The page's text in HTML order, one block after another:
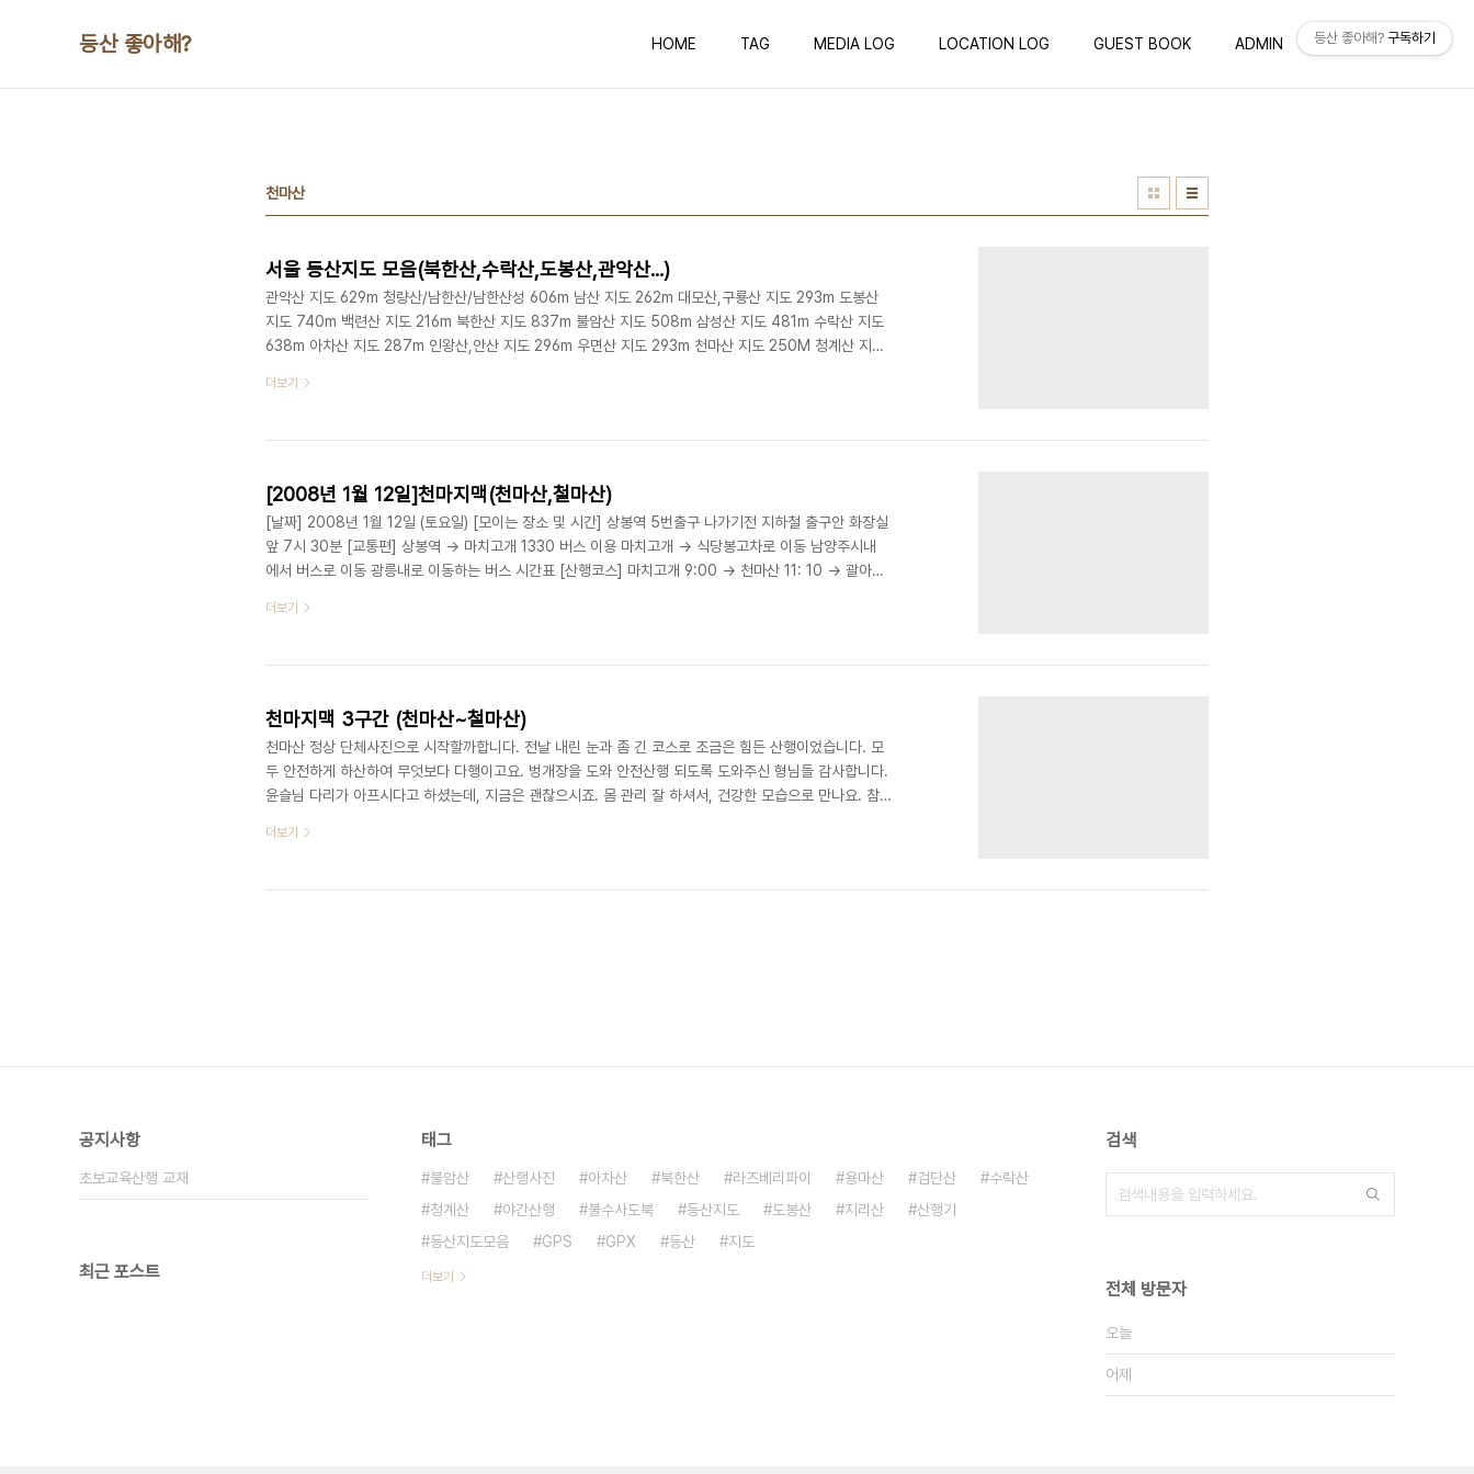
등산 좋아해? HOME TAG MEDIA LOG LOCATION LOG GUEST BOOK ADMIN WRITE
천마산
서울 등산지도 모음(북한산,수락산,도봉산,관악산...)
관악산 지도 629m 청량산/남한산/남한산성 606m 남산 지도 262m 대모산,구룡산 지도 293m 도봉산
지도 740m 백련산 지도 216m 북한산 지도 837m 불암산 지도 508m 삼성산 지도 481m 수락산 지도
638m 아차산 지도 287m 인왕산,안산 지도 296m 우면산 지도 293m 천마산 지도 250M 청계산 지도
더보기
[2008년 1월 12일]천마지맥(천마산,철마산)
[날짜] 2008년 1월 12일 (토요일) [모이는 장소 및 시간] 상봉역 5번출구 나가기전 지하철 출구안 화장실
앞 7시 30분 [교통편] 상봉역 -> 마치고개 1330 버스 이용 마치고개 -> 식당봉고차로 이동 남양주시내
에서 버스로 이동 광릉내로 이동하는 버스 시간표 [산행코스] 마치고개 9:00 -> 천마산 11: 10 -> 괄아리
18:20 [참석자] 삼백억의사나이(조경호) james(김병용) 윤슬(민지희) 아~마(송토희) 후니(윤태훈) 겨울바
선(심일선) 산적(김진만) 기수(권기수..
더보기
천마지맥 3구간 (천마산~철마산)
천마산 정상 단체사진으로 시작할까합니다. 전날 내린 눈과 좀 긴 코스로 조금은 힘든 산행이었습니다. 모
두 안전하게 하산하여 무엇보다 다행이고요. 벙개장을 도와 안전산행 되도록 도와주신 형님들 감사합니다.
윤슬님 다리가 아프시다고 하셨는데, 지금은 괜찮으시죠. 몸 관리 잘 하셔서, 건강한 모습으로 만나요. 참석
1330 버스를 타고 구룡터에서 하차하여, 도로를 따라 마차고개로 이동. 뒤쪽으로 천마지맥 능선과 서울스
장 스키장 리프트가 보이네요. ] 전망좋은 곳입니다. 이곳에서 막걸리 한잔. 뒤로 남..
더보기
공지사항
초보교육산행 교재
최근 포스트
태그
불암산 산행사진 아차산 북한산 라즈베리파이 용마산 검단산
수락산
청계산
야간산행 불수사도북 등산지도 도봉산 지리산
산행기
등산지도모음
GPS GPX 등산 지도
더보기
검색
전체 방문자
오늘
어제
등산 좋아해? 구독하기